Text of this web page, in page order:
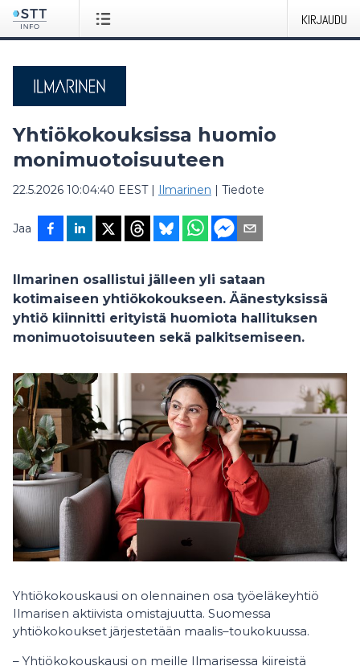
KIRJAUDU
Yhtiökokouksissa huomio
monimuotoisuuteen
22.5.2026 10:04:40 EEST| Ilmarinen | Tiedote
Jaa
Ilmarinen osallistui jälleen yli sataan
kotimaiseen yhtiökokoukseen. Äänestyksissä
yhtiö kiinnitti erityistä huomiota hallituksen
monimuotoisuuteen sekä palkitsemiseen.
Yhtiökokouskausi on olennainen osa työeläkeyhtiö
Ilmarisen aktiivista omistajuutta. Suomessa
yhtiökokoukset järjestetään maalis–toukokuussa.
– Yhtiökokouskausi on meille Ilmarisessa kiireistä